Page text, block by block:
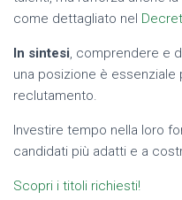
come dettagliato nel
In sintesi, comprendere e
una posizione è
reclutamento.
Investire tempo nella loro
candidati più adatti e a
Scopri i titoli richiesti!